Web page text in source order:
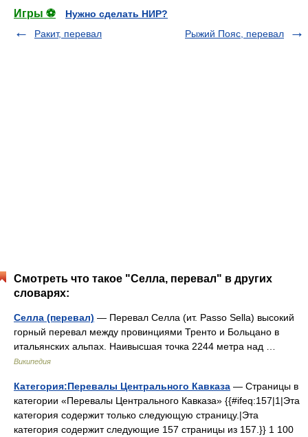
Игры ⚽
Нужно сделать НИР?
Ракит, перевал
Рыжий Пояс, перевал
Смотреть что такое "Селла, перевал" в других
словарях:
Селла (перевал) — Перевал Селла (ит. Passo Sella) высокий
горный перевал между провинциями Тренто и Больцано в
итальянских альпах. Наивысшая точка 2244 метра над …
Википедия
Категория:Перевалы Центрального Кавказа — Страницы в
категории «Перевалы Центрального Кавказа» {{#ifeq:157|1|Эта
категория содержит только следующую страницу.|Эта
категория содержит следующие 157 страницы из 157.}} 1 100